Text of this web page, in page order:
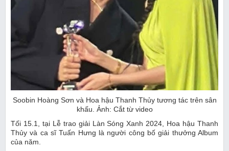
Soobin Hoàng Sơn và Hoa hậu Thanh Thủy tương tác trên sân
khấu. Ảnh: Cắt từ video
Tối 15.1, tại Lễ trao giải Làn Sóng Xanh 2024, Hoa hậu Thanh
Thủy và ca sĩ Tuấn Hưng là người công bố giải thưởng Album
của năm.